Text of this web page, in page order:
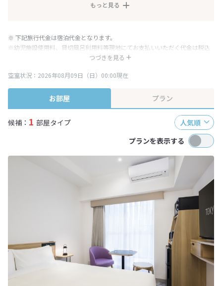
もっと見る
つづきを見る
※ 下記旅行代金は宿泊代金となります。
※幼児施設使用料、貸切風呂利用料等現地にてお支払いいただく代金は税込
み表記となりますが、消費税増税に伴い代金が一部変更となる場合がござい
※表示されている旅行代金・プラン内容は一定時間ごとに更新されます。最
終確認画面でご確認ください。
空室状況：2026年08月09日（日）00:00現在
お部屋 プラン
候補： 1 部屋タイプ
人気順
プランを表示する